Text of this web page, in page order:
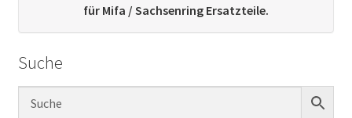
Kontakt
Sachs Ersatzteile
für Mifa / Sachsenring Ersatzteile.
Suche